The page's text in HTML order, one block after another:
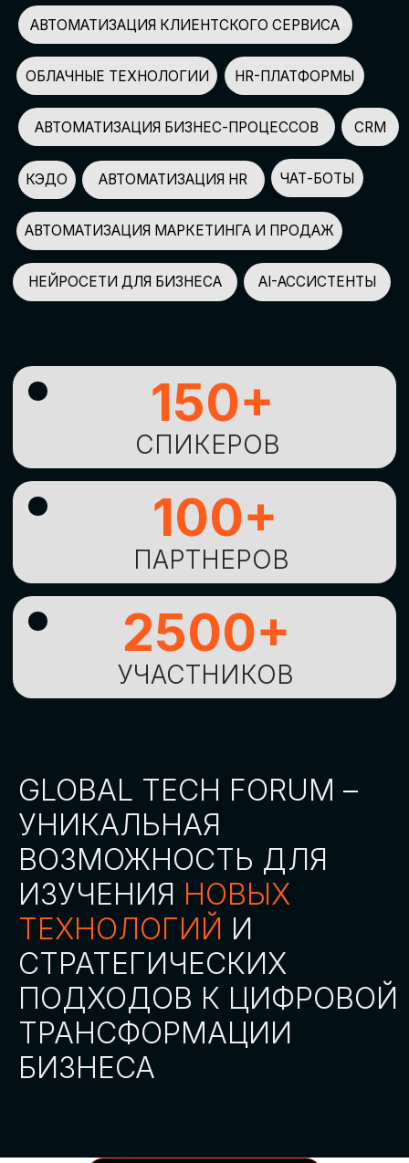
СПИКЕРОВ
150+
ПАРТНЕРОВ
100+
УЧАСТНИКОВ
2500+
GLOBAL TECH FORUM –
ИЗУЧЕНИЯНОВЫХ
ТЕХНОЛОГИЙИ
СТРАТЕГИЧЕСКИХ
ПОДХОДОВ К ЦИФРОВОЙ
ТРАНСФОРМАЦИИ
БИЗНЕСА
ОСТАВИТЬ
ЗАЯВКУ
АККРЕДИТАЦИЯ
СМИ
СКАЧАТЬ ПРОГРАММУ
СТАТЬ СПИКЕРОМ
Оставьте заявку, наши менеджеры
СТАТЬ УЧАСТНИКОМ